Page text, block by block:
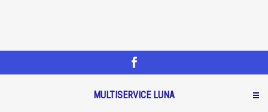
MULTISERVICE LUNA